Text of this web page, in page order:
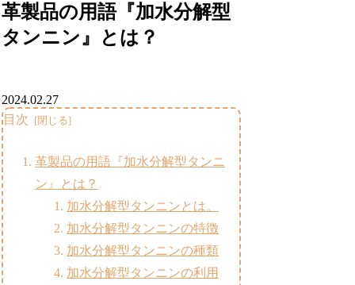
革製品の用語『加水分解型
タンニン』とは？
2024.02.27
目次
革製品の用語『加水分解型タンニ
ン』とは？
加水分解型タンニンとは。
加水分解型タンニンの特徴
加水分解型タンニンの種類
加水分解型タンニンの利用